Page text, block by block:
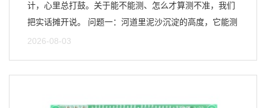
计，心里总打鼓。关于能不能测、怎么才算测不准，我们
把实话摊开说。 问题一：河道里泥沙沉淀的高度，它能测
吗? ...
2026-08-03